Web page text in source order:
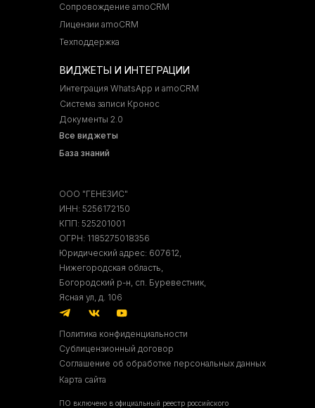
ВИДЖЕТЫ И ИНТЕГРАЦИИ
ООО "ГЕНЕЗИС"
ИНН: 5256172150
КПП: 525201001
ОГРН: 1185275018356
Юридический адрес: 607612,
Нижегородская область,
Богородский р-н, сп. Буревестник,
Ясная ул, д. 106
Сопровождение amoCRM
Интеграция WhatsApp и amoCRM
Политика конфиденциальности
Сублицензионный договор
Соглашение об обработке персональных данных
Карта сайта
Система записи Кронос
Документы 2.0
Все виджеты
Лицензии amoCRM
Техподдержка
База знаний
ПО включено в официальный реестр российского